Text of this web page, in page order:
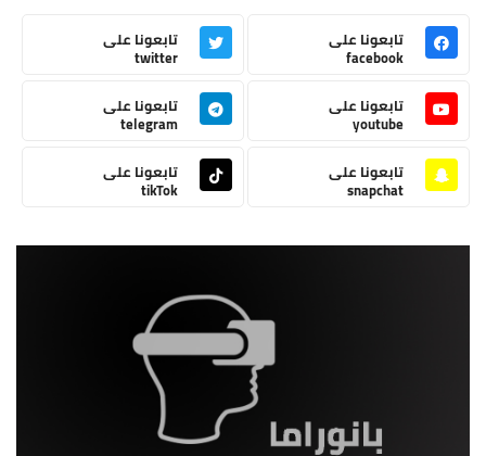
تابعونا على
facebook
تابعونا على
twitter
تابعونا على
youtube
تابعونا على
telegram
تابعونا على
snapchat
تابعونا على
tikTok